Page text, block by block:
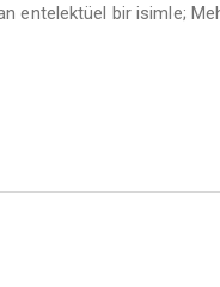
entelektüel bir isimle;